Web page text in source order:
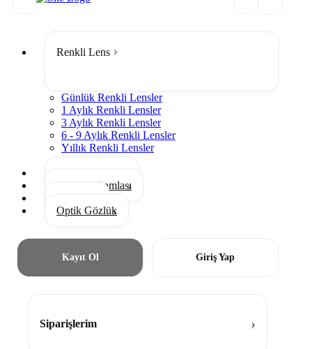
Renkli Lens
Günlük Renkli Lensler
1 Aylık Renkli Lensler
3 Aylık Renkli Lensler
6 - 9 Aylık Renkli Lensler
Yıllık Renkli Lensler
Gözyaşı Damlası
Optik Gözlük
Kayıt Ol Giriş Yap
Siparişlerim